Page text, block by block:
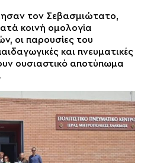
τον Σεβασμιώτατο,
κοινή ομολογία
οι παρουσίες του
και πνευματικές
ουσιαστικό αποτύπωμα